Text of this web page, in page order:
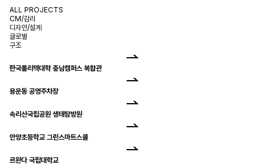
ALL PROJECTS
CM/감리
디자인/설계
글로벌
구조
한국폴리텍대학 충남캠퍼스 복합관
용운동 공영주차장
속리산국립공원 생태탐방원
안양초등학교 그린스마트스쿨
르완다 국립대학교